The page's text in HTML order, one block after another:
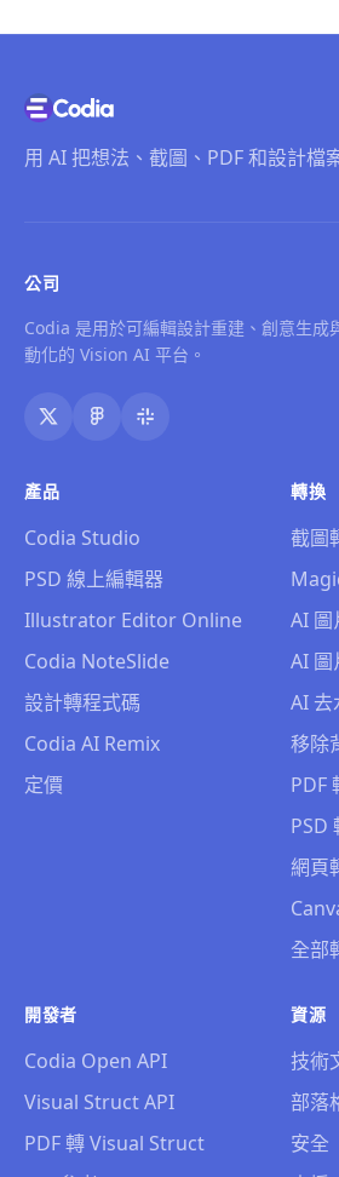
用 AI 把想法、截圖、PDF 和設計檔
公司
Codia 是用於可編輯設計重建、創意生成
動化的 Vision AI 平台。
產品
Codia Studio
PSD 線上編輯器
Illustrator Editor Online
Codia NoteSlide
設計轉程式碼
Codia AI Remix
定價
轉換
截圖
AI 圖
AI 圖
AI 去
移除
PDF
PSD
網頁
全部
開發者
Codia Open API
Visual Struct API
PDF 轉 Visual Struct
資源
技術
部落
安全